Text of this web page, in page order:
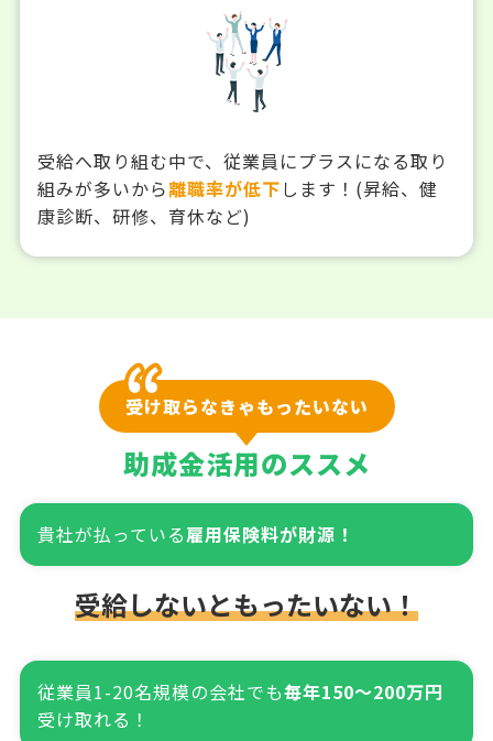
受給へ取り組む中で、従業員にプラスになる取り
組みが多いから離職率が低下します！(昇給、健
康診断、研修、育休など)
受け取らなきゃもったいない
助成金活用のススメ
貴社が払っている雇用保険料が財源！
受給しないともったいない！
従業員1-20名規模の会社でも毎年150～200万円
受け取れる！